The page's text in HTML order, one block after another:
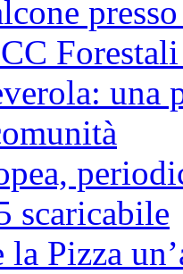
una
scaricabile
Pizza